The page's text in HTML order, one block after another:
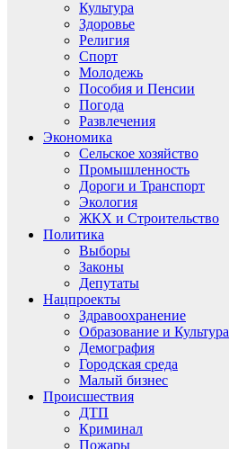
Культура
Здоровье
Религия
Спорт
Молодежь
Пособия и Пенсии
Погода
Развлечения
Экономика
Сельское хозяйство
Промышленность
Дороги и Транспорт
Экология
ЖКХ и Строительство
Политика
Выборы
Законы
Депутаты
Нацпроекты
Здравоохранение
Образование и Культура
Демография
Городская среда
Малый бизнес
Происшествия
ДТП
Криминал
Пожары